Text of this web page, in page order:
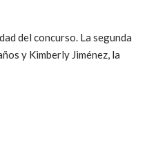
del concurso. La segunda
y Kimberly Jiménez, la